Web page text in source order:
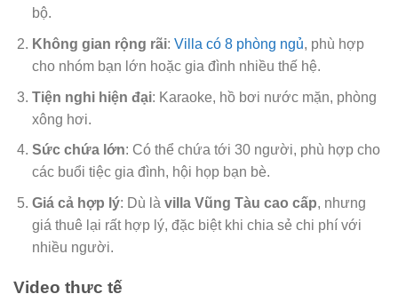
bộ.
Không gian rộng rãi: Villa có 8 phòng ngủ, phù hợp
cho nhóm bạn lớn hoặc gia đình nhiều thế hệ.
Tiện nghi hiện đại: Karaoke, hồ bơi nước mặn, phòng
xông hơi.
Sức chứa lớn: Có thể chứa tới 30 người, phù hợp cho
các buổi tiệc gia đình, hội họp bạn bè.
Giá cả hợp lý: Dù là villa Vũng Tàu cao cấp, nhưng
giá thuê lại rất hợp lý, đặc biệt khi chia sẻ chi phí với
nhiều người.
Video thực tế